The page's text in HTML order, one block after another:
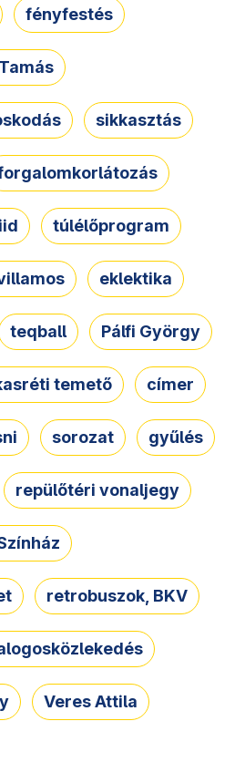
fényfestés
sikkasztás
túlélőprogram
eklektika
teqball Pálfi György
temető címer
sorozat gyűlés
repülőtéri vonaljegy
retrobuszok, BKV
Veres Attila